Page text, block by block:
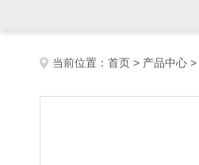
当前位置： 首页 > 产品中心 >